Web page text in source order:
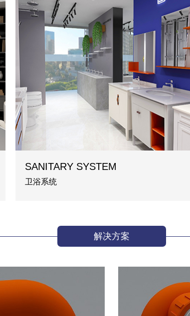
SANITARY SYSTEM
卫浴系统
解决方案